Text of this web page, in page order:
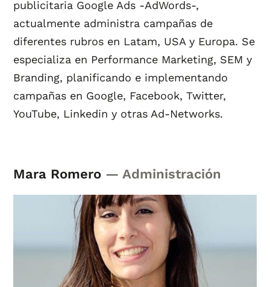
publicitaria Google Ads -AdWords-,
actualmente administra campañas de
diferentes rubros en Latam, USA y Europa. Se
especializa en Performance Marketing, SEM y
Branding, planificando e implementando
campañas en Google, Facebook, Twitter,
YouTube, Linkedin y otras Ad-Networks.
Mara Romero — Administración